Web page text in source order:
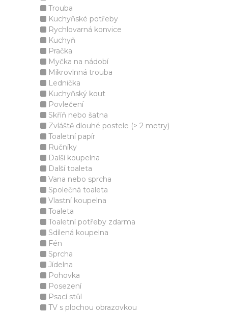
Trouba
Kuchyňské potřeby
Rychlovarná konvice
Kuchyň
Pračka
Myčka na nádobí
Mikrovlnná trouba
Lednička
Kuchyňský kout
Povlečení
Skříň nebo šatna
Zvláště dlouhé postele (> 2 metry)
Toaletní papír
Ručníky
Další koupelna
Další toaleta
Vana nebo sprcha
Společná toaleta
Vlastní koupelna
Toaleta
Toaletní potřeby zdarma
Sdílená koupelna
Fén
Sprcha
Jídelna
Pohovka
Posezení
Psací stůl
TV s plochou obrazovkou